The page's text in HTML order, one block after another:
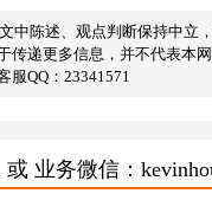
中陈述、观点判断保持中
递更多信息，并不代表
服QQ：23341571
业务微信：